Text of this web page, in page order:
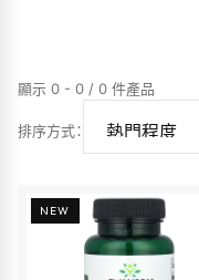
顯示 0 - 0 / 0 件產品
排序方式：
NEW